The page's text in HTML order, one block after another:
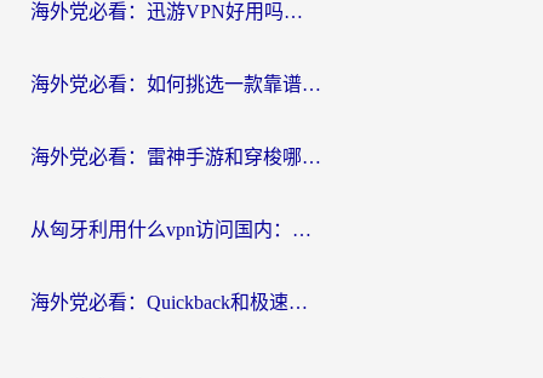
海外党必看：迅游VPN好用吗？和OurPlay VPN对比哪个回国效果更好？附真实体验测评
海外党必看：如何挑选一款靠谱的PC端VPN，让回国冲浪不再卡顿
海外党必看：雷神手游和穿梭哪个好？3步教你选对回国加速器（附实测对比）
从匈牙利用什么vpn访问国内：一份海外游子的网络归乡指南
海外党必看：Quickback和极速穿梭VPN好用吗？3步选对回国加速器实现无缝刷国内资源